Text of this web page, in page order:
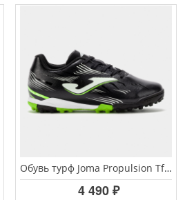
Обувь турф Joma Propulsion Tf JR PRJS.2501.TF
4 490 ₽